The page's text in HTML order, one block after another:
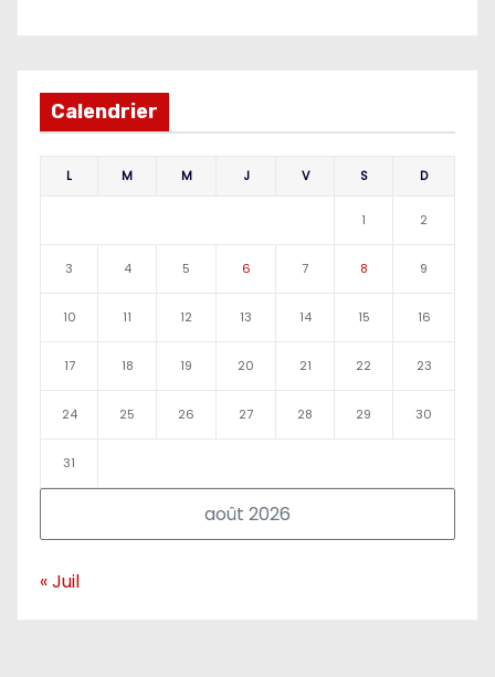
Calendrier
août 2026
L M M J V S D
1 2
3 4 5 6 7 8 9
10 11 12 13 14 15 16
17 18 19 20 21 22 23
24 25 26 27 28 29 30
31
« Juil